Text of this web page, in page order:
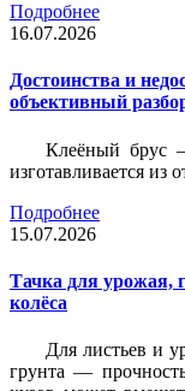
Подробнее
16.07.2026
Достоинства и
объективный
Клеёный брус
изготавливается из
Подробнее
15.07.2026
Тачка для урожая,
колёса
Для листьев и
грунта —